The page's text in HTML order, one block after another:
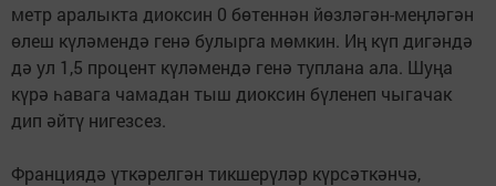
метр аралыкта диоксин 0 бөтеннән йөзләгән-меңләгән
өлеш күләмендә генә булырга мөмкин. Иң күп дигәндә
дә ул 1,5 процент күләмендә генә туплана ала. Шуңа
күрә һавага чамадан тыш диоксин бүленеп чыгачак
дип әйтү нигезсез.
Франциядә үткәрелгән тикшерүләр күрсәткәнчә,